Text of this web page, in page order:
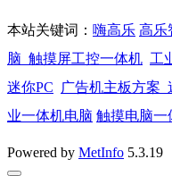
本站关键词： 嗨高乐 高乐
脑 触摸屏工控一体机 工
迷你PC
广告机主板方案
业一体机电脑 触摸电脑一
Powered by MetInfo 5.3.19